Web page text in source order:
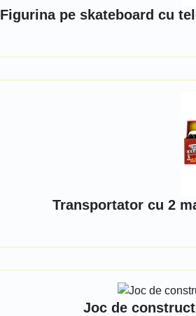
Figurina pe skateboard cu
Transportator cu 2
Joc de